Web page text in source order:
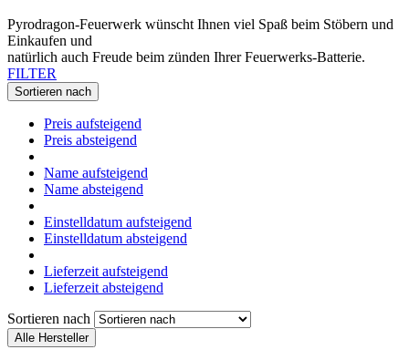
Pyrodragon-Feuerwerk wünscht Ihnen viel Spaß beim Stöbern und
Einkaufen und
natürlich auch Freude beim zünden Ihrer Feuerwerks-Batterie.
FILTER
Sortieren nach
Preis aufsteigend
Preis absteigend
Name aufsteigend
Name absteigend
Einstelldatum aufsteigend
Einstelldatum absteigend
Lieferzeit aufsteigend
Lieferzeit absteigend
Sortieren nach
Alle Hersteller